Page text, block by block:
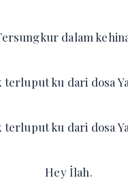
dalam
terluput ku dari dosa
terluput ku dari dosa
Hey İlah.